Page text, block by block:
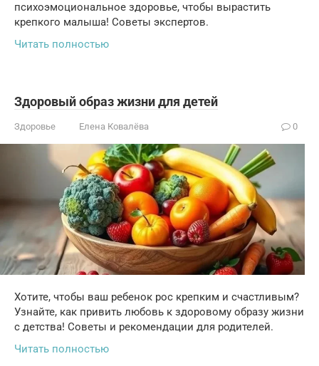
психоэмоциональное здоровье, чтобы вырастить
крепкого малыша! Советы экспертов.
Читать полностью
Здоровый образ жизни для детей
Здоровье Елена Ковалёва 0
Хотите, чтобы ваш ребенок рос крепким и счастливым?
Узнайте, как привить любовь к здоровому образу жизни
с детства! Советы и рекомендации для родителей.
Читать полностью